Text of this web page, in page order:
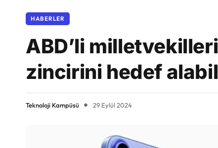
HABERLER
ABD’li
zincirini hedef
Teknoloji Kampüsü 29 Eylül 2024